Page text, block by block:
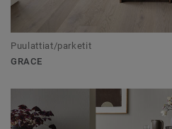
Puulattiat/parketit
GRACE